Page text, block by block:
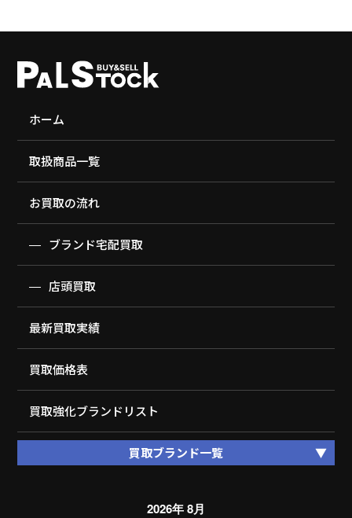
ホーム
取扱商品一覧
お買取の流れ
ブランド宅配買取
店頭買取
最新買取実績
買取価格表
買取強化ブランドリスト
買取ブランド一覧
2026年 8月